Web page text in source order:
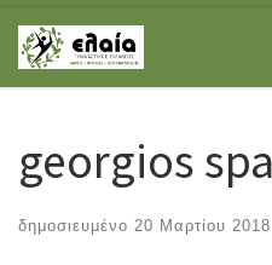
Skip to content
georgios
δημοσιευμένο 20 Μαρτίου 2018